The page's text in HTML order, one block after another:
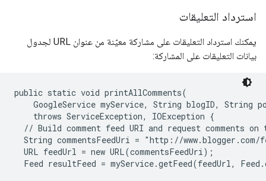
استرداد التعليقات
يمكنك استرداد التعليقات على مشاركة معيّنة من عنوان URL لجدول
بيانات التعليقات على المشاركة:
public static void printAllComments(
GoogleService myService, String blogID, String
    throws ServiceException, IOException {
// Build comment feed URI and request comments on
String commentsFeedUri = "http://
  URL feedUrl = new URL(commentsFeedUri);
Feed resultFeed = myService.getFeed(feedUrl,